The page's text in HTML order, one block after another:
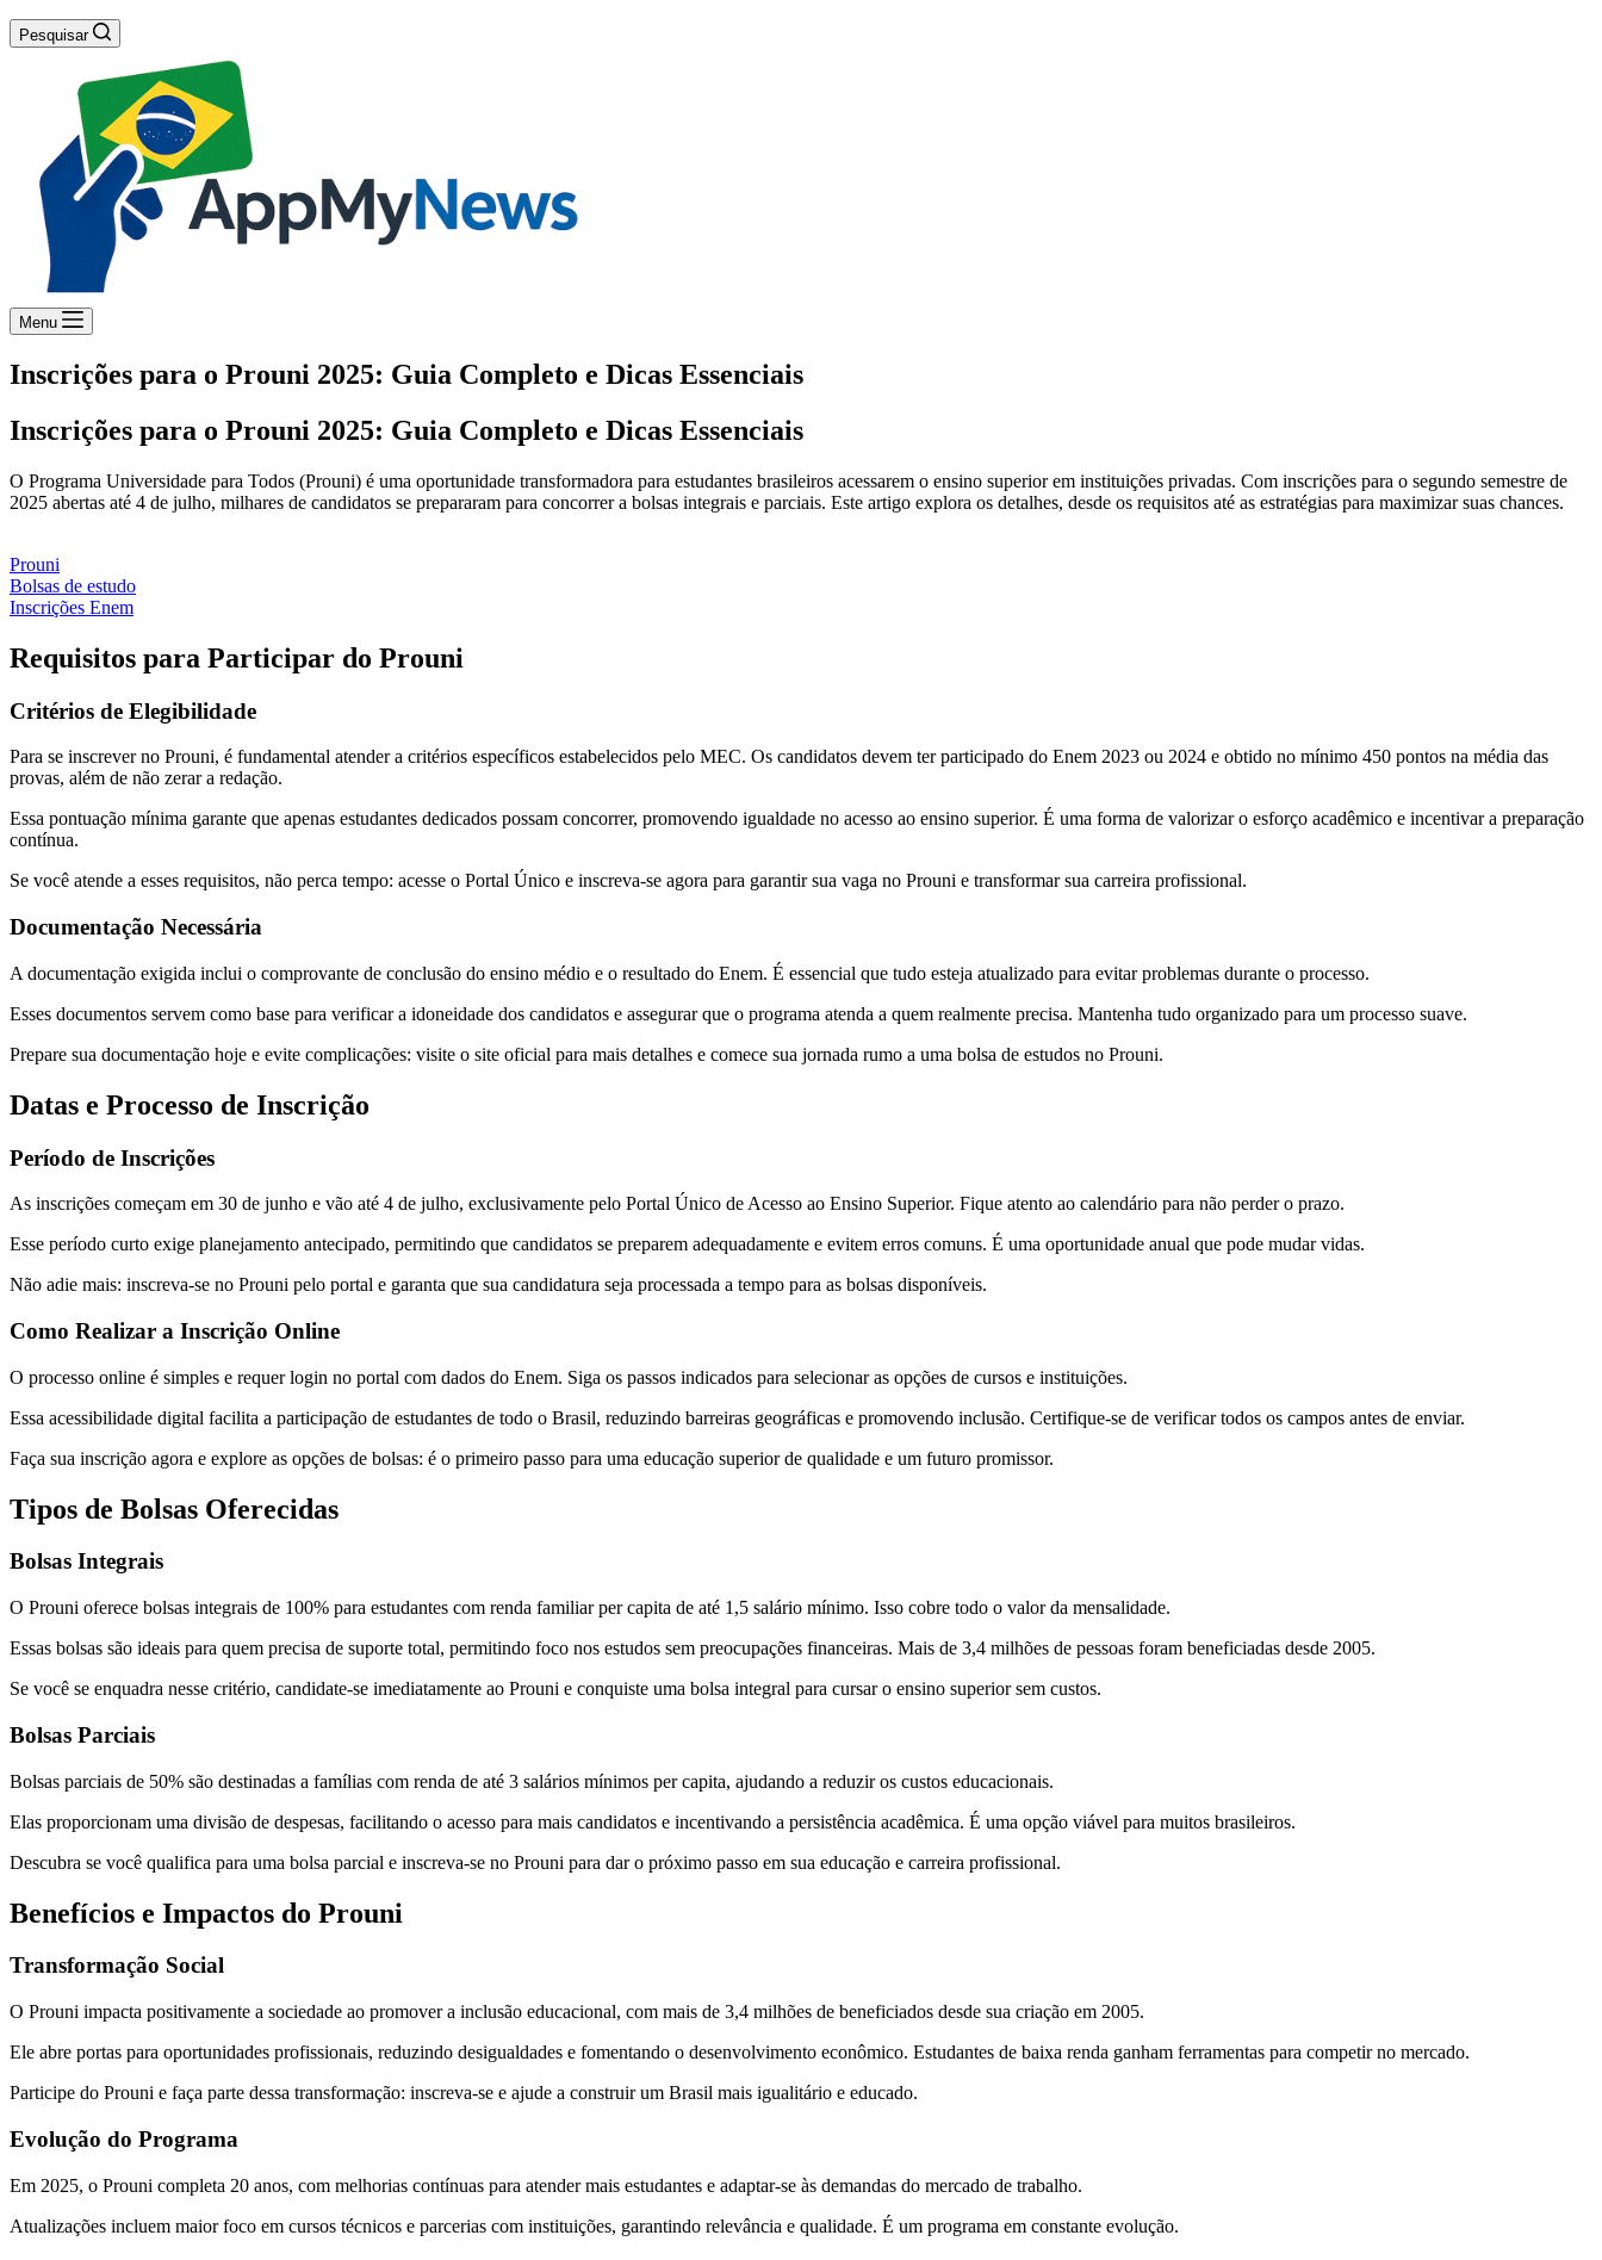
Pesquisar
Menu
Inscrições para o Prouni 2025: Guia Completo e Dicas Essenciais
Inscrições para o Prouni 2025: Guia Completo e Dicas Essenciais
O Programa Universidade para Todos (Prouni) é uma oportunidade transformadora para estudantes brasileiros acessarem o ensino superior em instituições privadas. Com inscrições para o segundo semestre de
2025 abertas até 4 de julho, milhares de candidatos se prepararam para concorrer a bolsas integrais e parciais. Este artigo explora os detalhes, desde os requisitos até as estratégias para maximizar suas chances.
Prouni
Bolsas de estudo
Inscrições Enem
Requisitos para Participar do Prouni
Critérios de Elegibilidade
Para se inscrever no Prouni, é fundamental atender a critérios específicos estabelecidos pelo MEC. Os candidatos devem ter participado do Enem 2023 ou 2024 e obtido no mínimo 450 pontos na média das
provas, além de não zerar a redação.
Essa pontuação mínima garante que apenas estudantes dedicados possam concorrer, promovendo igualdade no acesso ao ensino superior. É uma forma de valorizar o esforço acadêmico e incentivar a preparação
contínua.
Se você atende a esses requisitos, não perca tempo: acesse o Portal Único e inscreva-se agora para garantir sua vaga no Prouni e transformar sua carreira profissional.
Documentação Necessária
A documentação exigida inclui o comprovante de conclusão do ensino médio e o resultado do Enem. É essencial que tudo esteja atualizado para evitar problemas durante o processo.
Esses documentos servem como base para verificar a idoneidade dos candidatos e assegurar que o programa atenda a quem realmente precisa. Mantenha tudo organizado para um processo suave.
Prepare sua documentação hoje e evite complicações: visite o site oficial para mais detalhes e comece sua jornada rumo a uma bolsa de estudos no Prouni.
Datas e Processo de Inscrição
Período de Inscrições
As inscrições começam em 30 de junho e vão até 4 de julho, exclusivamente pelo Portal Único de Acesso ao Ensino Superior. Fique atento ao calendário para não perder o prazo.
Esse período curto exige planejamento antecipado, permitindo que candidatos se preparem adequadamente e evitem erros comuns. É uma oportunidade anual que pode mudar vidas.
Não adie mais: inscreva-se no Prouni pelo portal e garanta que sua candidatura seja processada a tempo para as bolsas disponíveis.
Como Realizar a Inscrição Online
O processo online é simples e requer login no portal com dados do Enem. Siga os passos indicados para selecionar as opções de cursos e instituições.
Essa acessibilidade digital facilita a participação de estudantes de todo o Brasil, reduzindo barreiras geográficas e promovendo inclusão. Certifique-se de verificar todos os campos antes de enviar.
Faça sua inscrição agora e explore as opções de bolsas: é o primeiro passo para uma educação superior de qualidade e um futuro promissor.
Tipos de Bolsas Oferecidas
Bolsas Integrais
O Prouni oferece bolsas integrais de 100% para estudantes com renda familiar per capita de até 1,5 salário mínimo. Isso cobre todo o valor da mensalidade.
Essas bolsas são ideais para quem precisa de suporte total, permitindo foco nos estudos sem preocupações financeiras. Mais de 3,4 milhões de pessoas foram beneficiadas desde 2005.
Se você se enquadra nesse critério, candidate-se imediatamente ao Prouni e conquiste uma bolsa integral para cursar o ensino superior sem custos.
Bolsas Parciais
Bolsas parciais de 50% são destinadas a famílias com renda de até 3 salários mínimos per capita, ajudando a reduzir os custos educacionais.
Elas proporcionam uma divisão de despesas, facilitando o acesso para mais candidatos e incentivando a persistência acadêmica. É uma opção viável para muitos brasileiros.
Descubra se você qualifica para uma bolsa parcial e inscreva-se no Prouni para dar o próximo passo em sua educação e carreira profissional.
Benefícios e Impactos do Prouni
Transformação Social
O Prouni impacta positivamente a sociedade ao promover a inclusão educacional, com mais de 3,4 milhões de beneficiados desde sua criação em 2005.
Ele abre portas para oportunidades profissionais, reduzindo desigualdades e fomentando o desenvolvimento econômico. Estudantes de baixa renda ganham ferramentas para competir no mercado.
Participe do Prouni e faça parte dessa transformação: inscreva-se e ajude a construir um Brasil mais igualitário e educado.
Evolução do Programa
Em 2025, o Prouni completa 20 anos, com melhorias contínuas para atender mais estudantes e adaptar-se às demandas do mercado de trabalho.
Atualizações incluem maior foco em cursos técnicos e parcerias com instituições, garantindo relevância e qualidade. É um programa em constante evolução.